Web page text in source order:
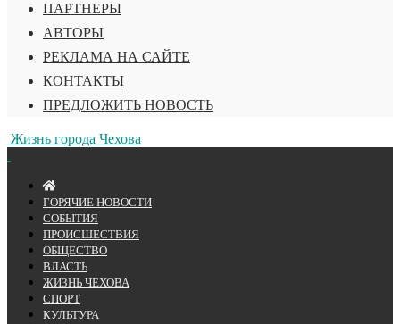
ПАРТНЕРЫ
АВТОРЫ
РЕКЛАМА НА САЙТЕ
КОНТАКТЫ
ПРЕДЛОЖИТЬ НОВОСТЬ
Жизнь города Чехова
ГОРЯЧИЕ НОВОСТИ
СОБЫТИЯ
ПРОИСШЕСТВИЯ
ОБЩЕСТВО
ВЛАСТЬ
ЖИЗНЬ ЧЕХОВА
СПОРТ
КУЛЬТУРА